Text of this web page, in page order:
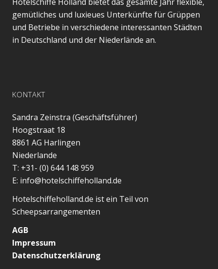
gemütliches und luxieues Unterkünfte für Grüppen
und Betriebe in verschiedene interessanten Städten
in Deutschland und der Niederlände an.
KONTAKT
Sandra Zeinstra (Geschäftsführer)
Hoogstraat 18
8861 AG Harlingen
Niederlande
T: +31- (0) 644 148 959
E: info@hotelschiffeholland.de
Hotelschiffeholland.de ist ein Teil von
Scheepsarrangementen
AGB
Impressum
Datenschutzerklärung